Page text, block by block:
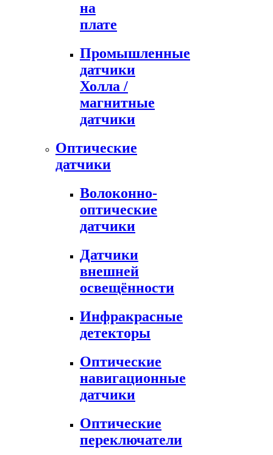
на
плате
Промышленные
датчики
Холла /
магнитные
датчики
Оптические
датчики
Волоконно-
оптические
датчики
Датчики
внешней
освещённости
Инфракрасные
детекторы
Оптические
навигационные
датчики
Оптические
переключатели